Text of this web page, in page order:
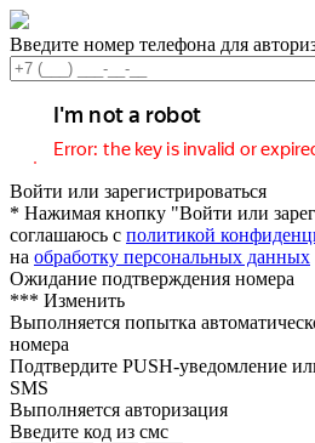
Введите номер телефона для
Войти или зарегистрироваться
* Нажимая кнопку "Войти или
соглашаюсь с политикой
на обработку персональных данных
Ожидание подтверждения номера
*** Изменить
Выполняется попытка
номера
Подтвердите PUSH-уведомление
SMS
Выполняется авторизация
Введите код из смс